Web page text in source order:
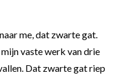
me, dat zwarte gat.
vaste werk van drie
Dat zwarte gat riep